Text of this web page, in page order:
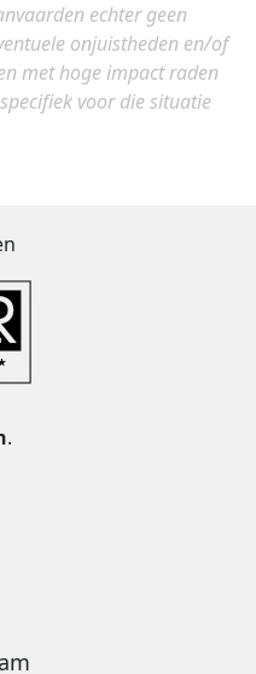
echter geen
onjuistheden en/of
met hoge impact raden
voor die situatie
.